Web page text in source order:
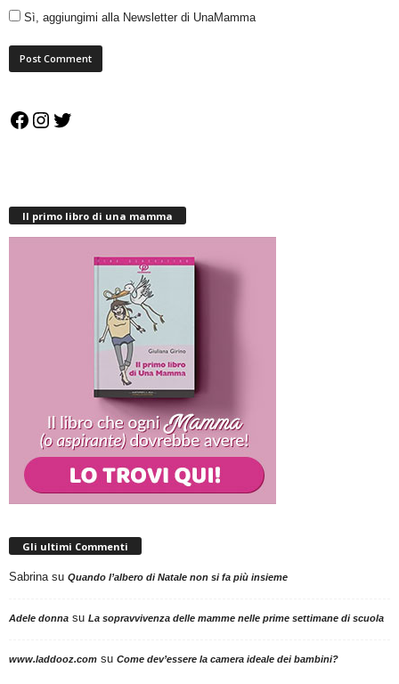
Sì, aggiungimi alla Newsletter di UnaMamma
Facebook
Instagram
Twitter
Il primo libro di una mamma
Gli ultimi Commenti
Sabrina su Quando l’albero di Natale non si fa più insieme
Adele donna su La sopravvivenza delle mamme nelle prime settimane di scuola
www.laddooz.com su Come dev’essere la camera ideale dei bambini?